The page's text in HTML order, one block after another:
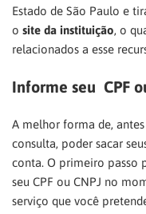
Estado de São Paulo e
o site da instituição, o
relacionados a esse
Informe seu CPF
A melhor forma de,
consulta, poder sacar
conta. O primeiro passo
seu CPF ou CNPJ no
serviço que você